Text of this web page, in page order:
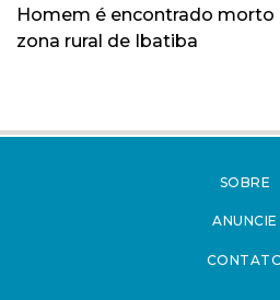
Homem é encontrado morto
zona rural de Ibatiba
SOBRE
ANUNCIE